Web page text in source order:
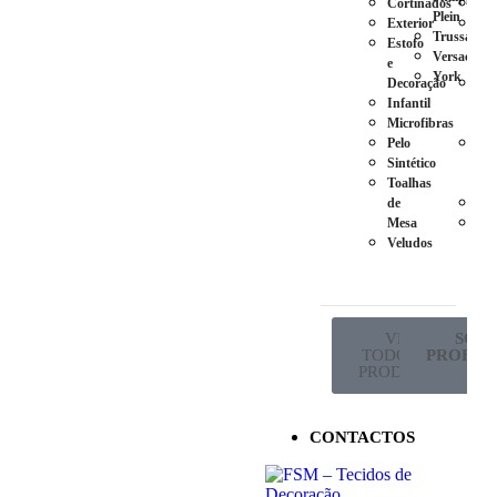
Cortinados
Exterior
Estofo
e
Decoração
Infantil
Microfibras
Pelo
Sintético
Toalhas
de
Mesa
Veludos
Plein
Trussardi
Versace
York
VER
TODOS OS
PRODUTOS
SÓ
CONTACTOS